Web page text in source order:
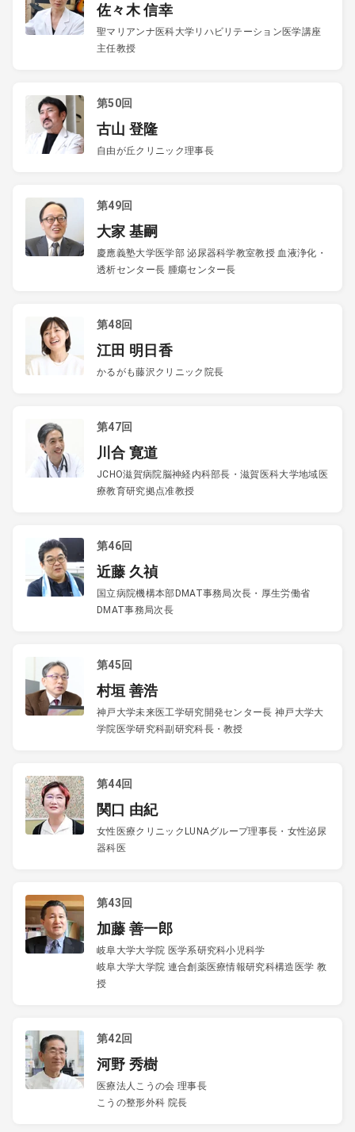
佐々木 信幸
聖マリアンナ医科大学リハビリテーション医学講座
主任教授
第50回
古山 登隆
自由が丘クリニック理事長
第49回
大家 基嗣
慶應義塾大学医学部 泌尿器科学教室教授 血液浄化・
透析センター長 腫瘍センター長
第48回
江田 明日香
かるがも藤沢クリニック院長
第47回
川合 寛道
JCHO滋賀病院脳神経内科部長・滋賀医科大学地域医
療教育研究拠点准教授
第46回
近藤 久禎
国立病院機構本部DMAT事務局次長・厚生労働省
DMAT事務局次長
第45回
村垣 善浩
神戸大学未来医工学研究開発センター長 神戸大学大
学院医学研究科副研究科長・教授
第44回
関口 由紀
女性医療クリニックLUNAグループ理事長・女性泌尿
器科医
第43回
加藤 善一郎
岐阜大学大学院 医学系研究科小児科学
岐阜大学大学院 連合創薬医療情報研究科構造医学 教
授
第42回
河野 秀樹
医療法人こうの会 理事長
こうの整形外科 院長